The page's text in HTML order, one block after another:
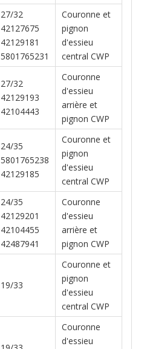
27/32
42127675
42129181
5801765231
Couronne et
pignon
d'essieu
central CWP
27/32
42129193
42104443
Couronne
d'essieu
arrière et
pignon CWP
24/35
5801765238
42129185
Couronne et
pignon
d'essieu
central CWP
24/35
42129201
42104455
42487941
Couronne
d'essieu
arrière et
pignon CWP
19/33
Couronne et
pignon
d'essieu
central CWP
Couronne
d'essieu